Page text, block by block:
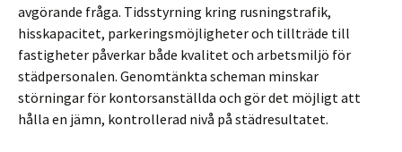
avgörande fråga. Tidsstyrning kring rusningstrafik,
hisskapacitet, parkeringsmöjligheter och tillträde till
fastigheter påverkar både kvalitet och arbetsmiljö för
städpersonalen. Genomtänkta scheman minskar
störningar för kontorsanställda och gör det möjligt att
hålla en jämn, kontrollerad nivå på städresultatet.